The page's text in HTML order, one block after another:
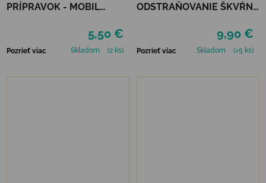
PRÍPRAVOK - MOBIL
5,50 €
Pozrieť viac Skladom (2 ks)
ODSTRAŇOVANIE ŠKVŔN
9,90 €
Pozrieť viac Skladom (>5 ks)